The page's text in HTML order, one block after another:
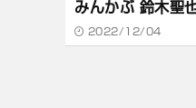
みんかぶ 鈴木聖
2022/12/04